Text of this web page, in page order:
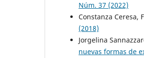
Núm. 37 (2022)
Constanza Ceresa,
(2018)
Jorgelina
nuevas formas de